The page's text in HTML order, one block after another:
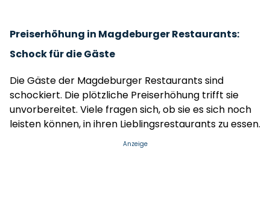
Preiserhöhung in Magdeburger Restaurants:
Schock für die Gäste
Die Gäste der Magdeburger Restaurants sind
schockiert. Die plötzliche Preiserhöhung trifft sie
unvorbereitet. Viele fragen sich, ob sie es sich noch
leisten können, in ihren Lieblingsrestaurants zu essen.
Anzeige